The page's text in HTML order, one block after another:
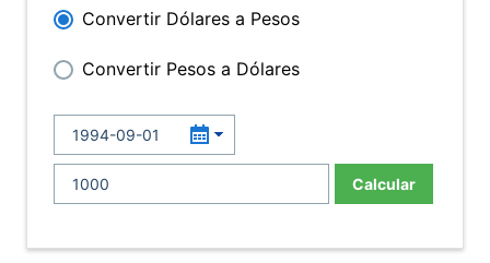
Convertir Dólares a Pesos
Convertir Pesos a Dólares
Calcular